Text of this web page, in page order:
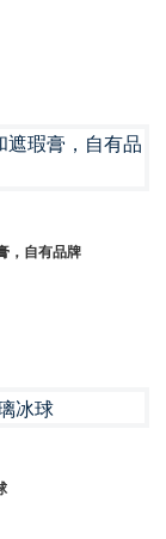
，自有品牌